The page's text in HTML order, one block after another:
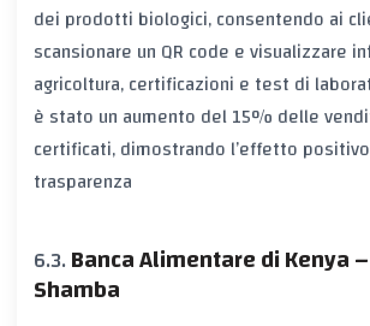
dei prodotti biologici, consentendo ai
scansionare un QR code e visualizzare
agricoltura, certificazioni e test di
è stato un aumento del15% delle
certificati, dimostrando l’effetto
trasparenza
Banca Alimentare di Kenya
Shamba